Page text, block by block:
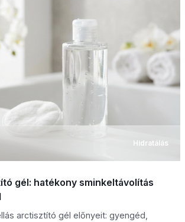
Hidratálás
gél: hatékony sminkeltávolítás
arctisztító gél előnyeit: gyengéd,